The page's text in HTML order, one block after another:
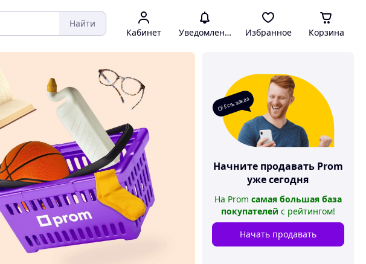
Найти
Кабинет Уведомления Избранное Корзина
О! Есть заказ
Начните продавать Prom
уже сегодня
На Prom самая большая база
покупателей с рейтингом!
Начать продавать